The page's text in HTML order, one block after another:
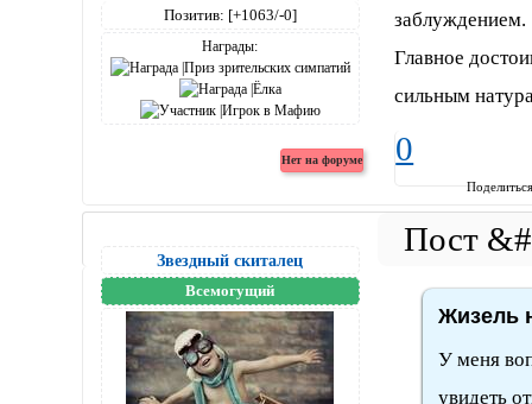
Позитив: [+1063/-0]
Награды:
заблуждением.
Главное
сильным
0
Звездный скиталец
Всемогущий
Жизель
У меня
увидеть